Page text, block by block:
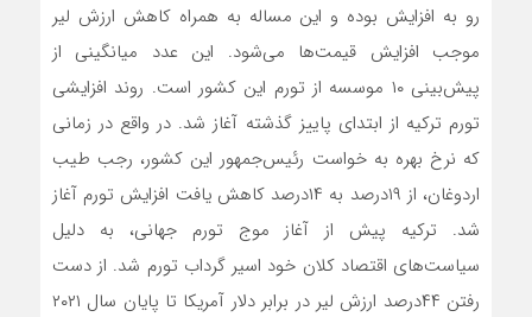
رو به افزایش بوده و این مساله به همراه کاهش ارزش لیر
موجب افزایش قیمت‌ها می‌شود. این عدد میانگینی از
پیش‌‌بینی ۱۰ موسسه از تورم این کشور است. روند افزایشی
تورم ترکیه از ابتدای پاییز گذشته آغاز شد. در واقع در زمانی
که نرخ بهره به خواست رئیس‌جمهور این کشور، رجب طیب
اردوغان، از ۱۹درصد به ۱۴درصد کاهش یافت افزایش تورم آغاز
شد. ترکیه پیش از آغاز موج تورم جهانی، به دلیل
سیاست‌های اقتصاد کلان خود اسیر گرداب تورم شد. از دست
رفتن ۴۴درصد ارزش لیر در برابر دلار آمریکا تا پایان سال ۲۰۲۱